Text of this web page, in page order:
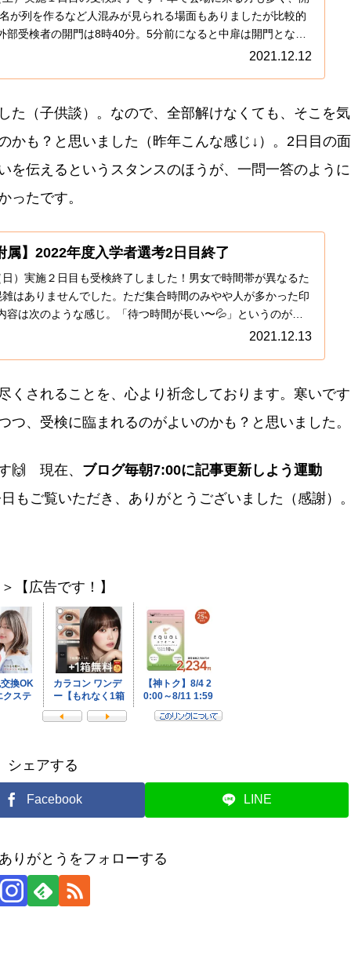
が列を作るなど人混みが見られる場面もありましたが比較的
部受検者の開門は8時40分。5分前になると中扉は開門とな
2021.12.12
た（子供談）。なので、全部解けなくても、そこを気
かも？と思いました（昨年こんな感じ↓）。2日目の面
を伝えるというスタンスのほうが、一問一答のように
ったです。
属】2022年度入学者選考2日目終了
）実施２日目も受検終了しました！男女で時間帯が異なるた
はありませんでした。ただ集合時間のみやや人が多かった印
容は次のような感じ。「待つ時間が長い〜💦」というのが子
2021.12.13
くされることを、心より祈念しております。寒いです
、受検に臨まれるのがよいのかも？と思いました。
🙌 現在、 ブログ毎朝7:00に記事更新しよう運動
もご覧いただき、ありがとうございました（感謝）。
【広告です！】
シェアする
Facebook LINE
りがとうをフォローする